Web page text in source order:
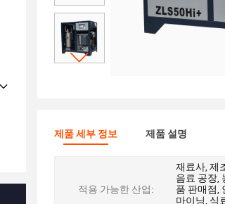
제품 세부 정보 제품 설명
적용 가능한 산업:
재료사, 제
음료 공장,
품 판매점,
마이닝, 식